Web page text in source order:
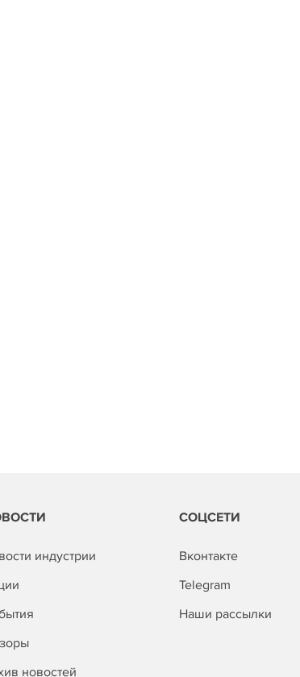
индустрии
новостей
СОЦСЕТИ
Вконтакте
Telegram
Наши рассылки